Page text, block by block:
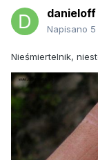
danieloff
Napisano
Nieśmiertelnik,